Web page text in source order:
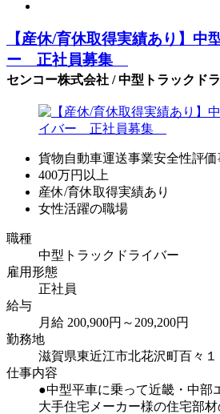
【産休/育休取得実績あり】中
ー 正社員募集
センコー株式会社 / 中型トラックド
貨物自動車運送事業安全性評価
400万円以上
産休/育休取得実績あり
女性活躍の職場
職種
中型トラックドライバー
雇用形態
正社員
給与
月給 200,900円～209,200円
勤務地
滋賀県東近江市北花沢町百々１
仕事内容
●中型平車に乗って近畿・中
大手住宅メーカー様の住宅部